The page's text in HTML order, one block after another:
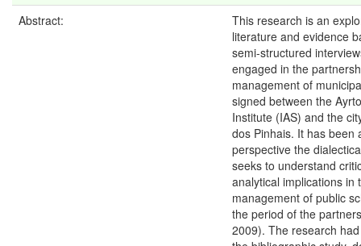
Abstract:
This research is an
literature and evidence
semi-structured
engaged in the
management of
signed between the
Institute (IAS) and the
dos Pinhais. It has been
perspective the
seeks to understand
analytical implications in
management of public
the period of the
2009). The research